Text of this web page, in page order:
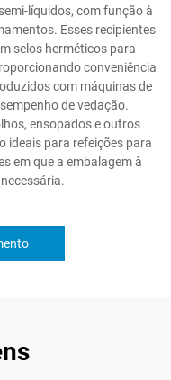
líquidos, com função à
Esses recipientes
selos herméticos para
conveniência
com máquinas de
de vedação.
ensopados e outros
ideais para refeições para
em que a embalagem à